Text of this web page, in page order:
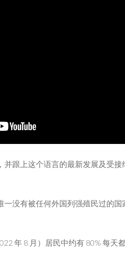
跟上这个语言的最新发展及受接
没有被任何外国列强殖民过的国
年 8 月）居民中约有 80% 每天都